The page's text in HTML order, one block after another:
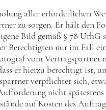
aller erforderlichen
zu sorgen. Er hält den
Bild gemäß § 78
Berechtigten nur im Fall
vom
er hierzu berechtigt ist,
verpflichtet sich,
nicht
auf Kosten des